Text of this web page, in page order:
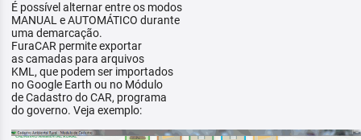
É possível alternar entre os modos
MANUAL e AUTOMÁTICO durante
uma demarcação.
FuraCAR permite exportar
as camadas para arquivos
KML, que podem ser importados
no Google Earth ou no Módulo
de Cadastro do CAR, programa
do governo. Veja exemplo: